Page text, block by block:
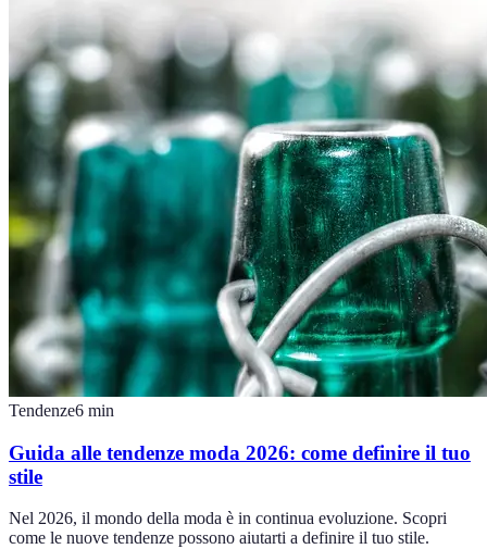
Tendenze6 min
Guida alle tendenze moda 2026: come definire il tuo
stile
Nel 2026, il mondo della moda è in continua evoluzione. Scopri
come le nuove tendenze possono aiutarti a definire il tuo stile.